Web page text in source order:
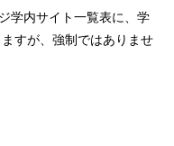
学内サイト一覧表に、学
すが、強制ではありませ